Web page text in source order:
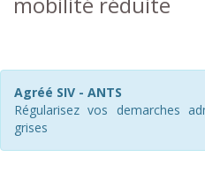
Agréé SIV - ANTS
Régularisez vos demarches
grises